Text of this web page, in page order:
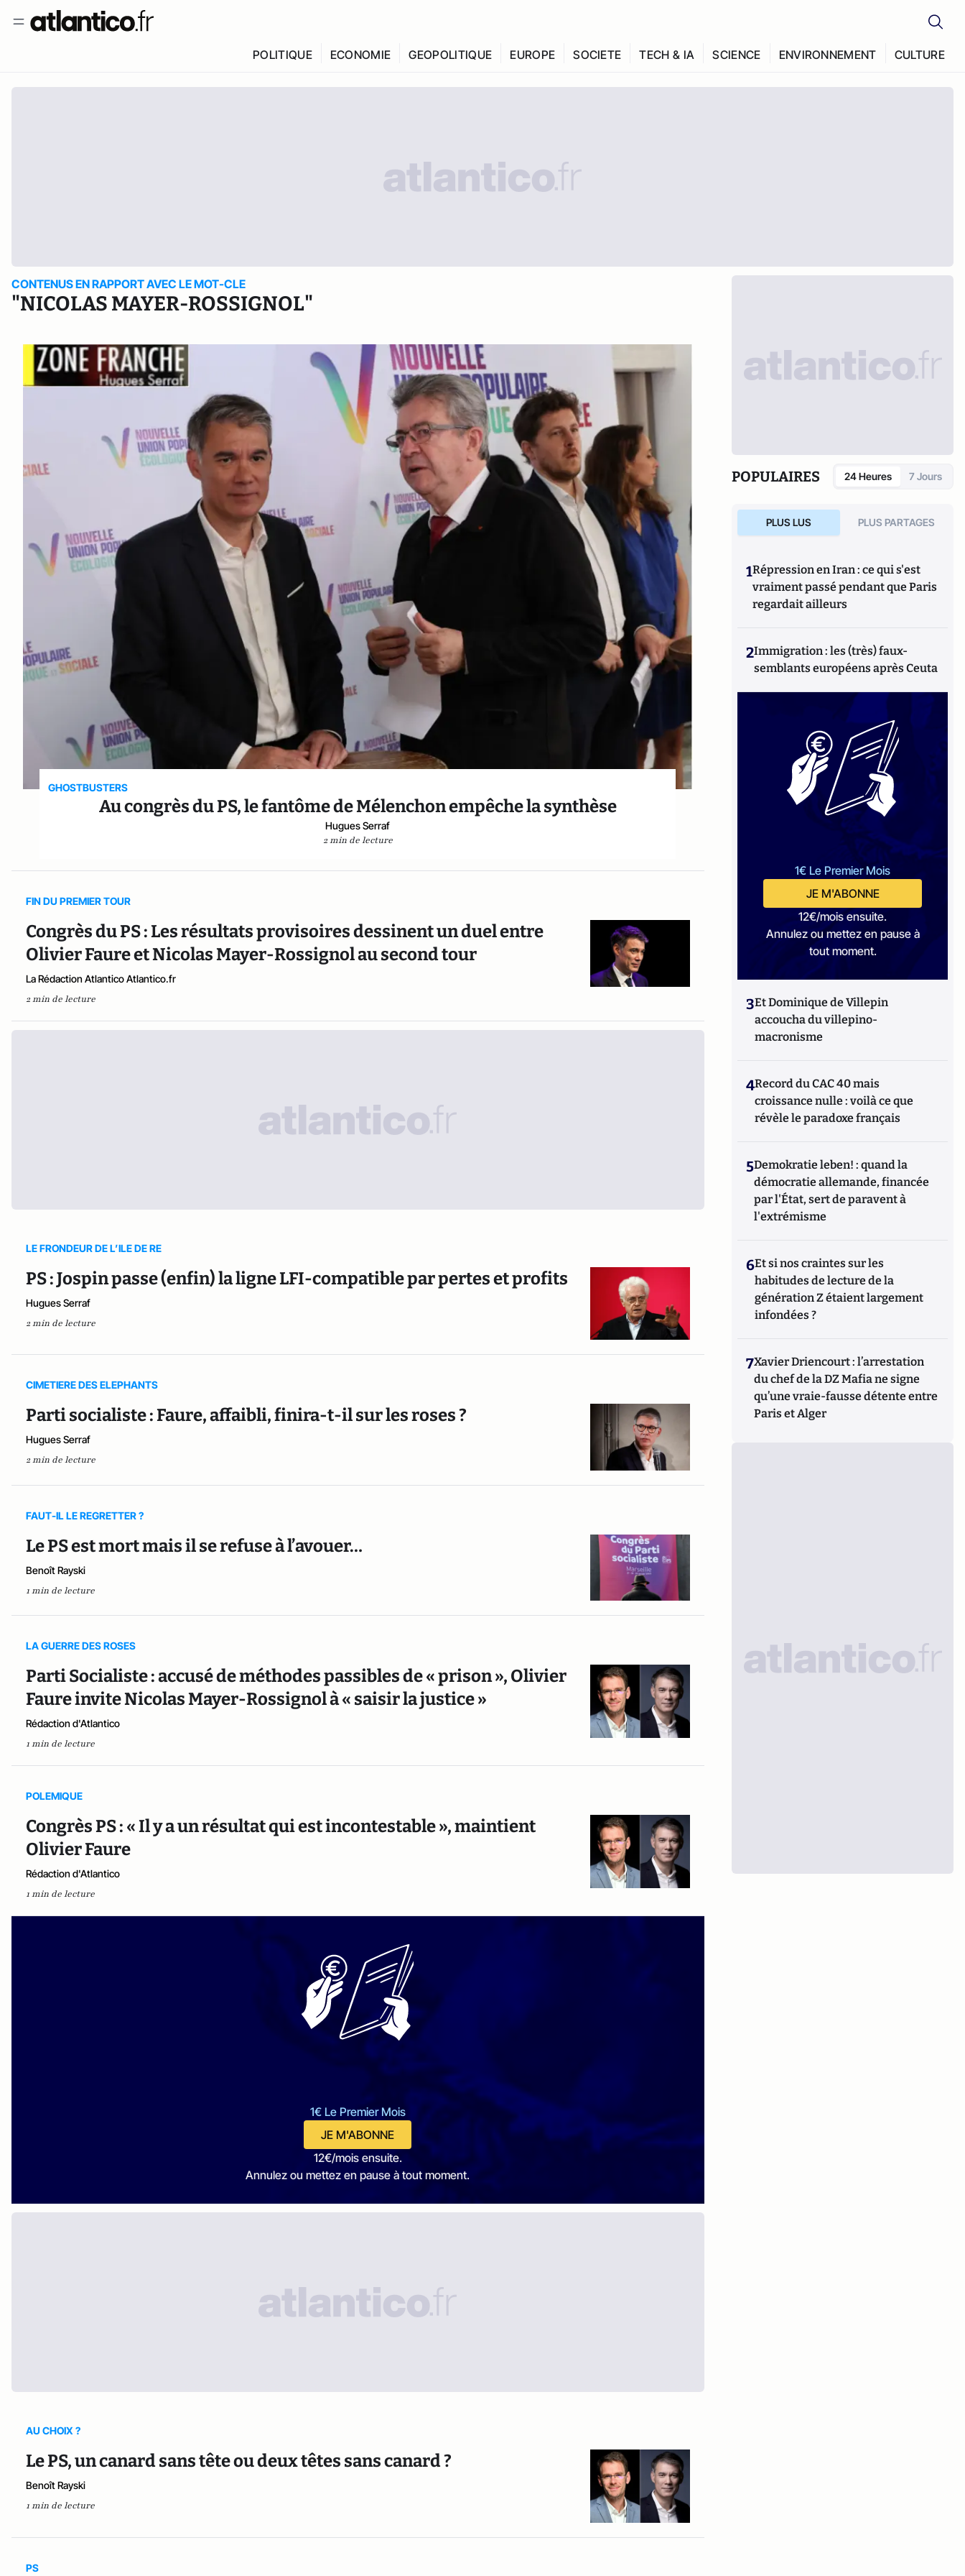
POLITIQUE ECONOMIE GEOPOLITIQUE EUROPE SOCIETE TECH & IA SCIENCE ENVIRONNEMENT CULTURE
CONTENUS EN RAPPORT AVEC LE MOT-CLE
"NICOLAS MAYER-ROSSIGNOL"
GHOSTBUSTERS
Au congrès du PS, le fantôme de Mélenchon empêche la synthèse
Hugues Serraf
2 min de lecture
FIN DU PREMIER TOUR
Congrès du PS : Les résultats provisoires dessinent un duel entre
Olivier Faure et Nicolas Mayer-Rossignol au second tour
La Rédaction Atlantico Atlantico.fr
2 min de lecture
LE FRONDEUR DE L’ILE DE RE
PS : Jospin passe (enfin) la ligne LFI-compatible par pertes et profits
Hugues Serraf
2 min de lecture
CIMETIERE DES ELEPHANTS
Parti socialiste : Faure, affaibli, finira-t-il sur les roses ?
Hugues Serraf
2 min de lecture
FAUT-IL LE REGRETTER ?
Le PS est mort mais il se refuse à l’avouer…
Benoît Rayski
1 min de lecture
LA GUERRE DES ROSES
Parti Socialiste : accusé de méthodes passibles de « prison », Olivier
Faure invite Nicolas Mayer-Rossignol à « saisir la justice »
Rédaction d'Atlantico
1 min de lecture
POLEMIQUE
Congrès PS : « Il y a un résultat qui est incontestable », maintient
Olivier Faure
Rédaction d'Atlantico
1 min de lecture
1€ Le Premier Mois
JE M'ABONNE
12€/mois ensuite.
Annulez ou mettez en pause à tout moment.
AU CHOIX ?
Le PS, un canard sans tête ou deux têtes sans canard ?
Benoît Rayski
1 min de lecture
PS
POPULAIRES 24 Heures 7 Jours
PLUS LUS PLUS PARTAGES
1Répression en Iran : ce qui s'est
vraiment passé pendant que Paris
regardait ailleurs
2Immigration : les (très) faux-
semblants européens après Ceuta
1€ Le Premier Mois
JE M'ABONNE
12€/mois ensuite.
Annulez ou mettez en pause à
tout moment.
3Et Dominique de Villepin
accoucha du villepino-
macronisme
4Record du CAC 40 mais
croissance nulle : voilà ce que
révèle le paradoxe français
5Demokratie leben! : quand la
démocratie allemande, financée
par l'État, sert de paravent à
l'extrémisme
6Et si nos craintes sur les
habitudes de lecture de la
génération Z étaient largement
infondées ?
7Xavier Driencourt : l’arrestation
du chef de la DZ Mafia ne signe
qu’une vraie-fausse détente entre
Paris et Alger